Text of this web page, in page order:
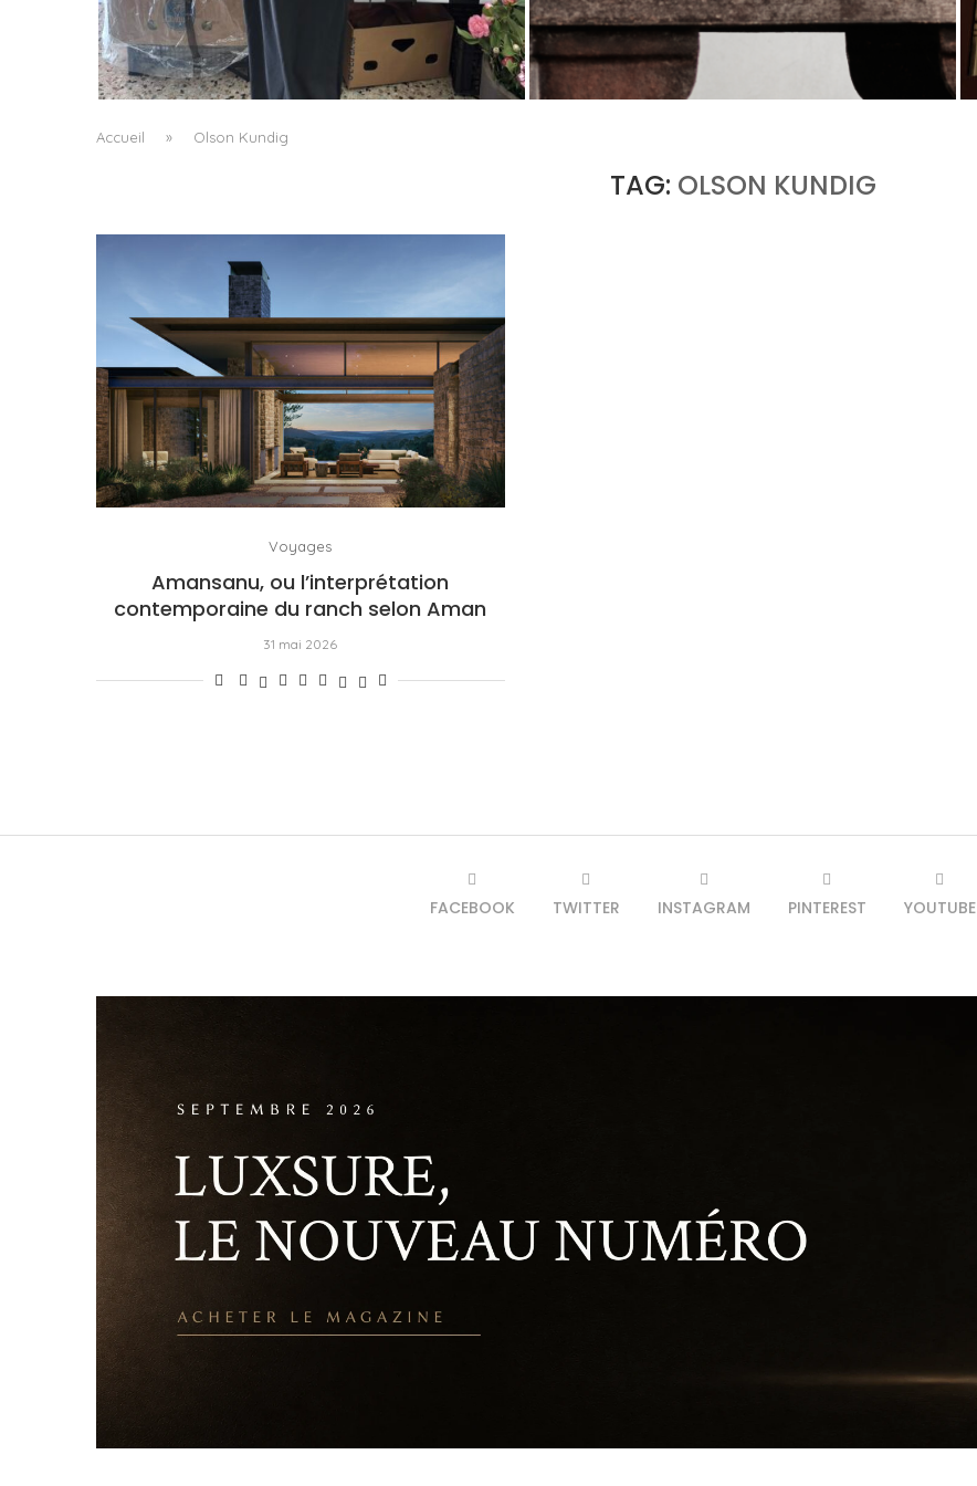
LE BAULETTO DE MM6 MAISON MARGIELA, OU
LA GÉOMÉTRIE COMME SEUL ORNEMENT
by Pascal Iakovou
PORT CHARLOTTE 10 : CE QUE 40 PPM DIT
D’UNE RÉCOMPENSE SANS...
by
Accueil » Olson Kundig
TAG: OLSON KUNDIG
Voyages
Amansanu, ou l’interprétation
contemporaine du ranch selon Aman
31 mai 2026
FACEBOOK TWITTER INSTAGRAM PINTEREST YOUTUBE